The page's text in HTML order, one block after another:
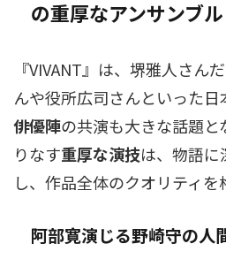
の重厚なアンサンブル
『VIVANT』は、堺雅人さん
んや役所広司さんといった日
俳優陣の共演も大きな話題
りなす重厚な演技は、物語
し、作品全体のクオリティを
阿部寛演じる野崎守の人